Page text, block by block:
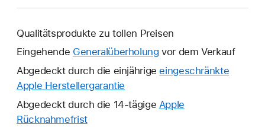
Qualitätsprodukte zu tollen Preisen
Eingehende Generalüberholung vor dem Verkauf
Abgedeckt durch die einjährige eingeschränkte
Apple Herstellergarantie
neues
Abgedeckt durch die 14-tägige Apple
RücknahmefristEin